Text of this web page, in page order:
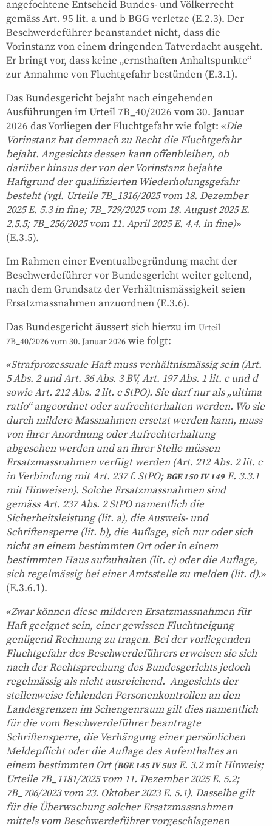
angefochtene Entscheid Bundes- und Völkerrecht
gemäss Art. 95 lit. a und b BGG verletze (E.2.3). Der
Beschwerdeführer beanstandet nicht, dass die
Vorinstanz von einem dringenden Tatverdacht ausgeht.
Er bringt vor, dass keine „ernsthaften Anhaltspunkte“
zur Annahme von Fluchtgefahr bestünden (E.3.1).
Das Bundesgericht bejaht nach eingehenden
Ausführungen im Urteil 7B_40/2026 vom 30. Januar
2026 das Vorliegen der Fluchtgefahr wie folgt: «Die
Vorinstanz hat demnach zu Recht die Fluchtgefahr
bejaht. Angesichts dessen kann offenbleiben, ob
darüber hinaus der von der Vorinstanz bejahte
Haftgrund der qualifizierten Wiederholungsgefahr
besteht (vgl. Urteile 7B_1316/2025 vom 18. Dezember
2025 E. 5.3 in fine; 7B_729/2025 vom 18. August 2025 E.
2.5.5; 7B_256/2025 vom 11. April 2025 E. 4.4. in fine)»
(E.3.5).
Im Rahmen einer Eventualbegründung macht der
Beschwerdeführer vor Bundesgericht weiter geltend,
nach dem Grundsatz der Verhältnismässigkeit seien
Ersatzmassnahmen anzuordnen (E.3.6).
Das Bundesgericht äussert sich hierzu im Urteil
7B_40/2026 vom 30. Januar 2026 wie folgt:
«Strafprozessuale Haft muss verhältnismässig sein (Art.
5 Abs. 2 und Art. 36 Abs. 3 BV, Art. 197 Abs. 1 lit. c und d
sowie Art. 212 Abs. 2 lit. c StPO). Sie darf nur als „ultima
ratio“ angeordnet oder aufrechterhalten werden. Wo sie
durch mildere Massnahmen ersetzt werden kann, muss
von ihrer Anordnung oder Aufrechterhaltung
abgesehen werden und an ihrer Stelle müssen
Ersatzmassnahmen verfügt werden (Art. 212 Abs. 2 lit. c
in Verbindung mit Art. 237 f. StPO;BGE 150 IV 149E. 3.3.1
mit Hinweisen). Solche Ersatzmassnahmen sind
gemäss Art. 237 Abs. 2 StPO namentlich die
Sicherheitsleistung (lit. a), die Ausweis- und
Schriftensperre (lit. b), die Auflage, sich nur oder sich
nicht an einem bestimmten Ort oder in einem
bestimmten Haus aufzuhalten (lit. c) oder die Auflage,
sich regelmässig bei einer Amtsstelle zu melden (lit. d).»
(E.3.6.1).
«Zwar können diese milderen Ersatzmassnahmen für
Haft geeignet sein, einer gewissen Fluchtneigung
genügend Rechnung zu tragen. Bei der vorliegenden
Fluchtgefahr des Beschwerdeführers erweisen sie sich
nach der Rechtsprechung des Bundesgerichts jedoch
regelmässig als nicht ausreichend. Angesichts der
stellenweise fehlenden Personenkontrollen an den
Landesgrenzen im Schengenraum gilt dies namentlich
für die vom Beschwerdeführer beantragte
Schriftensperre, die Verhängung einer persönlichen
Meldepflicht oder die Auflage des Aufenthaltes an
einem bestimmten Ort (BGE 145 IV 503E. 3.2 mit Hinweis;
Urteile 7B_1181/2025 vom 11. Dezember 2025 E. 5.2;
7B_706/2023 vom 23. Oktober 2023 E. 5.1). Dasselbe gilt
für die Überwachung solcher Ersatzmassnahmen
mittels vom Beschwerdeführer vorgeschlagenen